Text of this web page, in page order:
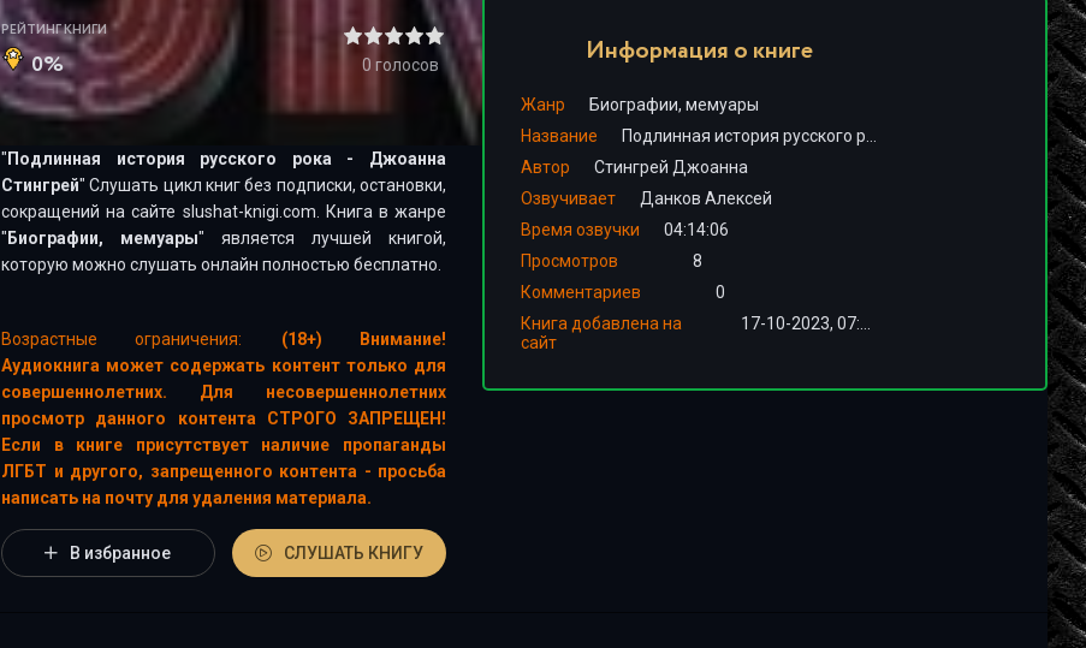
РЕЙТИНГ КНИГИ
0% 0 голосов
" Подлинная история руccкого рока - Джоанна
Стингрей" Слушать цикл книг без подписки, остановки,
сокращений на сайте slushat-knigi.com. Книга в жанре
" Биографии, мемуары" является лучшей книгой,
которую можно слушать онлайн полностью бесплатно.
Возрастные ограничения:
(18+) Внимание!
Аудиокнига может содержать контент только для
совершеннолетних. Для несовершеннолетних
просмотр данного контента СТРОГО ЗАПРЕЩЕН!
Если в книге присутствует наличие пропаганды
ЛГБТ и другого, запрещенного контента - просьба
написать на почту для удаления материала.
В избранное СЛУШАТЬ КНИГУ
Информация о книге
Жанр
Биографии, мемуары
Название
Автор
Стингрей Джоанна
Озвучивает
Данков Алексей
Время озвучки
04:14:06
Просмотров
8
Комментариев
0
Книга добавлена на
сайт